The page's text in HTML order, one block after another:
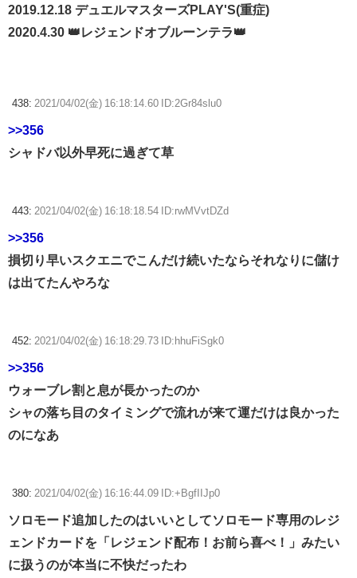
2019.12.18 デュエルマスターズPLAY'S(重症)
2020.4.30 👑レジェンドオブルーンテラ👑
438: 2021/04/02(金) 16:18:14.60 ID:2Gr84slu0
>>356
シャドバ以外早死に過ぎて草
443: 2021/04/02(金) 16:18:18.54 ID:rwMVvtDZd
>>356
損切り早いスクエニでこんだけ続いたならそれなりに儲け
は出てたんやろな
452: 2021/04/02(金) 16:18:29.73 ID:hhuFiSgk0
>>356
ウォーブレ割と息が長かったのか
シャの落ち目のタイミングで流れが来て運だけは良かった
のになあ
380: 2021/04/02(金) 16:16:44.09 ID:+BgfIIJp0
ソロモード追加したのはいいとしてソロモード専用のレジ
ェンドカードを「レジェンド配布！お前ら喜べ！」みたい
に扱うのが本当に不快だったわ